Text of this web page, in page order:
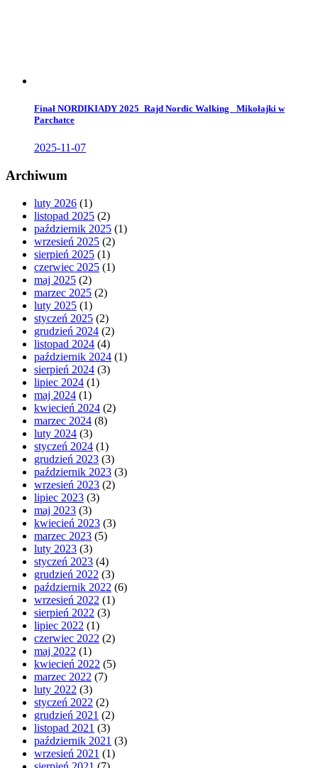
Finał NORDIKIADY 2025_Rajd Nordic Walking _Mikołajki w
Parchatce
2025-11-07
Archiwum
luty 2026 (1)
listopad 2025 (2)
październik 2025 (1)
wrzesień 2025 (2)
sierpień 2025 (1)
czerwiec 2025 (1)
maj 2025 (2)
marzec 2025 (2)
luty 2025 (1)
styczeń 2025 (2)
grudzień 2024 (2)
listopad 2024 (4)
październik 2024 (1)
sierpień 2024 (3)
lipiec 2024 (1)
maj 2024 (1)
kwiecień 2024 (2)
marzec 2024 (8)
luty 2024 (3)
styczeń 2024 (1)
grudzień 2023 (3)
październik 2023 (3)
wrzesień 2023 (2)
lipiec 2023 (3)
maj 2023 (3)
kwiecień 2023 (3)
marzec 2023 (5)
luty 2023 (3)
styczeń 2023 (4)
grudzień 2022 (3)
październik 2022 (6)
wrzesień 2022 (1)
sierpień 2022 (3)
lipiec 2022 (1)
czerwiec 2022 (2)
maj 2022 (1)
kwiecień 2022 (5)
marzec 2022 (7)
luty 2022 (3)
styczeń 2022 (2)
grudzień 2021 (2)
listopad 2021 (3)
październik 2021 (3)
wrzesień 2021 (1)